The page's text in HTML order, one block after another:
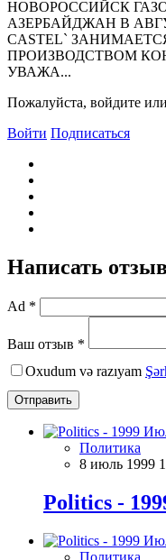
НОВОРОССИЙСК
АЗЕРБАЙДЖАН В
CASTEL`
ПРОИЗВОДСТВОМ
УВАЖА...
Пожалуйста, войдите
Войти Подписаться
Написать
Ad *
Ваш отзыв *
Oxudum və razıyam
Отправить
Политика
8 июль 1999
Politics -
Политика